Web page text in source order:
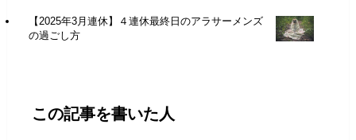
【2025年3月連休】４連休最終日のアラサーメンズ
の過ごし方
この記事を書いた人